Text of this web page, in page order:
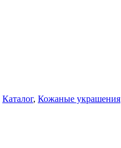
Каталог, Кожаные украшения